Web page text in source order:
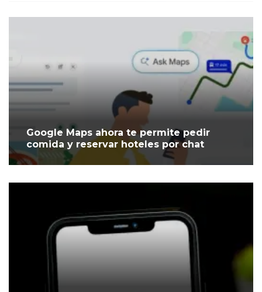
Google Maps ahora te permite pedir
comida y reservar hoteles por chat